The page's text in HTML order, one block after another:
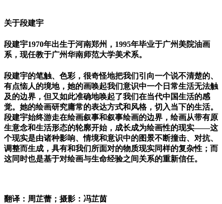
关于段建宇
段建宇1970年出生于河南郑州， 1995年毕业于广州美院油画
系，现任教于广州华南师范大学美术系。
段建宇的笔触、色彩，很奇怪地把我们引向一个说不清楚的、
有点恼人的境地，她的画唤起我们意识中一个日常生活无法触
及的边界，但又如此准确地唤起了我们在当代中国生活的感
觉。她的绘画研究庸常的表达方式和风格，切入当下的生活。
段建宇始终游走在绘画叙事和叙事绘画的边界，绘画从带有原
生意念和生活形态的轮廓开始，成长成为绘画性的现实——这
个现实是由诸种影响、情境和意识中的图景不断撞击、对抗、
调整而生成，具有和我们所面对的物质现实同样的复杂性；而
这同时也是基于对绘画与生命经验之间关系的重新信任。
翻译：周芷蕾；摄影：冯芷茵